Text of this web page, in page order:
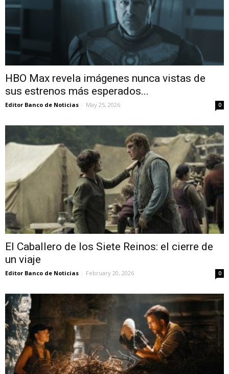
HBO Max revela imágenes nunca vistas de
sus estrenos más esperados...
Editor Banco de Noticias - May 25, 2026 0
El Caballero de los Siete Reinos: el cierre de
un viaje
Editor Banco de Noticias - February 20, 2026 0